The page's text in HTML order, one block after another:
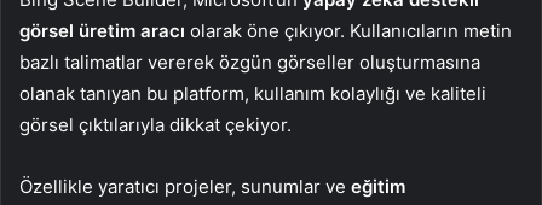
görsel üretim aracı olarak öne çıkıyor. Kullanıcıların metin
bazlı talimatlar vererek özgün görseller oluşturmasına
olanak tanıyan bu platform, kullanım kolaylığı ve kaliteli
görsel çıktılarıyla dikkat çekiyor.
Özellikle yaratıcı projeler, sunumlar ve eğitim